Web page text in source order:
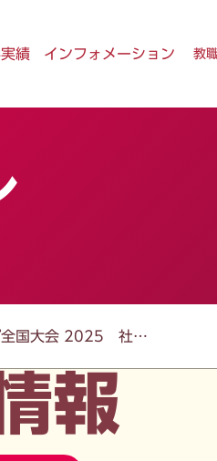
績 インフォメーション 教
全国大会 2025 社…
報